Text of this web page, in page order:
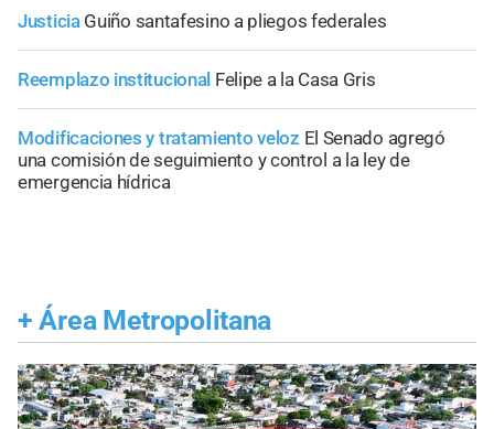
Justicia Guiño santafesino a pliegos federales
Reemplazo institucional Felipe a la Casa Gris
Modificaciones y tratamiento veloz El Senado agregó
una comisión de seguimiento y control a la ley de
emergencia hídrica
+ Área Metropolitana